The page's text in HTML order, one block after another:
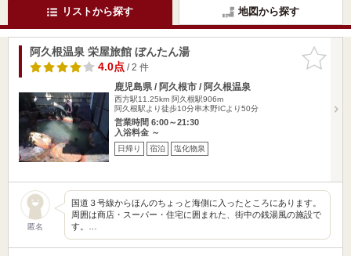
リストから探す 地図から探す
お気に入
りに追加
阿久根温泉 栄屋旅館 ぼんたん湯
4.0点/ 2 件
鹿児島県 / 阿久根市 / 阿久根温泉
西方駅11.25km 阿久根駅906m
阿久根駅より徒歩10分串木野ICより50分
営業時間 6:00～21:30
入浴料金 ～
日帰り 宿泊 塩化物泉
匿名
国道３号線からほんのちょっと海側に入ったところにあります。
周囲は商店・スーパー・住宅に囲まれた、街中の銭湯風の施設で
す。…